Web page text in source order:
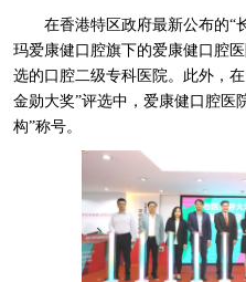
在香港特区政府最新公布的“
玛爱康健口腔旗下的爱康健口腔
选的口腔二级专科医院。此外，
金勋大奖”评选中，爱康健口腔医
构”称号。